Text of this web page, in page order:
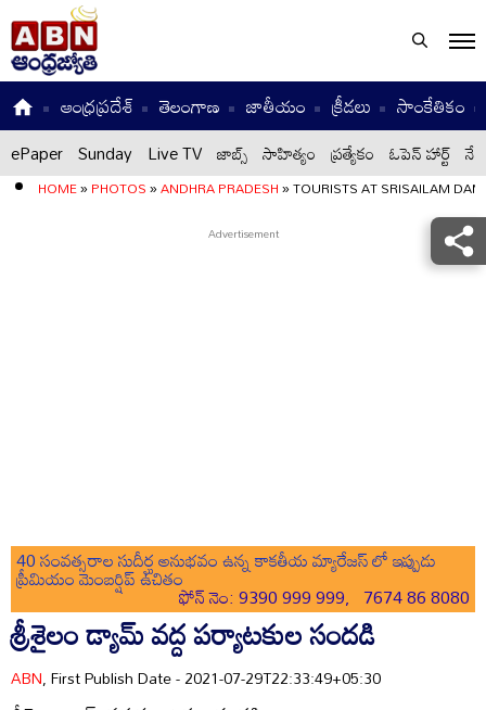
ఆంధ్రప్రదేశ్ తెలంగాణ జాతీయం క్రీడలు సాంకేతికం
ePaper Sunday Live TV జాబ్స్ సాహిత్యం ప్రత్యేకం ఓపెన్ హార్ట్
HOME»PHOTOS»ANDHRA PRADESH»TOURISTS AT SRISAILAM DAM
40 సంవత్సరాల సుదీర్ఘ అనుభవం ఉన్న కాకతీయ మ్యారేజస్ లో ఇప్పుడు
ప్రీమియం మెంబర్షిప్ ఉచితం
ఫోన్ నెం: 9390 999 999, 7674 86 8080
శ్రీశైలం డ్యామ్ వద్ద పర్యాటకుల సందడి
ABN, First Publish Date - 2021-07-29T22:33:49+05:30